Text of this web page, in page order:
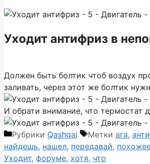
Уходит антифриз в
Должен быть болтик чтоб воздух
заливать, через этот же болтик
И обрати внимание, что термостат
Рубрики Qashqai Метки ага,
найдешь, нашел, передавай,
Уходит, форуме, хотя, что